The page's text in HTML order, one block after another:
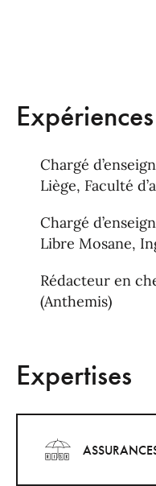
Chargé
Liège, Faculté
Chargé
Libre Mosane,
Rédacteur en
(Anthemis)
Expertises